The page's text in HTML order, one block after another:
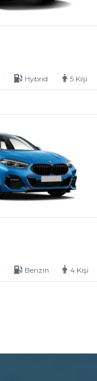
Hybrid 5 Kişi
Benzin 4 Kişi